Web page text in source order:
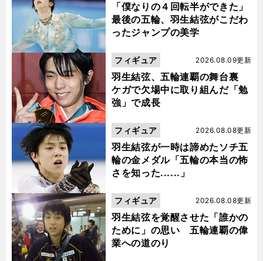
「僕なりの４回転半ができた」
最後の五輪、羽生結弦がこだわ
ったジャンプの美学
羽生結弦、五輪連覇の舞台裏
ケガで欠場中に取り組んだ「勉
強」で成長
2026.08.09更新
フィギュア
羽生結弦が一時は諦めたソチ五
輪の金メダル「五輪の本当の怖
さを知った......」
2026.08.08更新
フィギュア
羽生結弦を覚醒させた「誰かの
ために」の思い 五輪連覇の偉
業への道のり
2026.08.08更新
フィギュア